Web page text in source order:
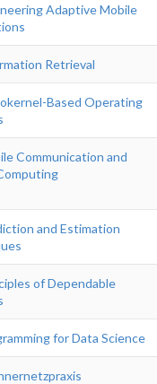
Adaptive Mobile
Retrieval
Based Operating
Communication and
and Estimation
of Dependable
for Data Science